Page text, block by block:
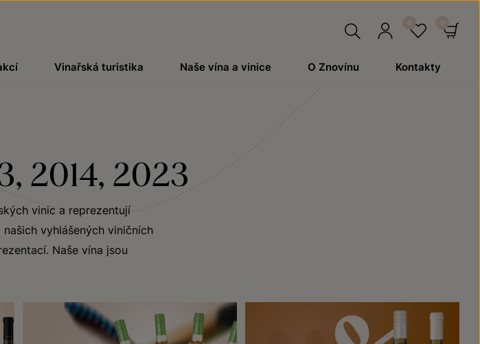
Vinařská turistika Naše vína a vinice O Znovínu Kontakty
2014, 2023
vinic a reprezentují
vyhlášených viničních
Naše vína jsou